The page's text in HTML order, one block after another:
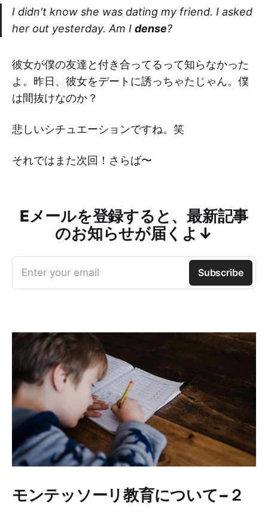
I didn't know she was dating my friend. I asked
her out yesterday. Am I dense?
彼女が僕の友達と付き合ってるって知らなかった
よ。昨日、彼女をデートに誘っちゃたじゃん。僕
は間抜けなのか？
悲しいシチュエーションですね。笑
それではまた次回！さらば〜
Eメールを登録すると、最新記事
のお知らせが届くよ↓
Enter your email Subscribe
モンテッソーリ教育について−２